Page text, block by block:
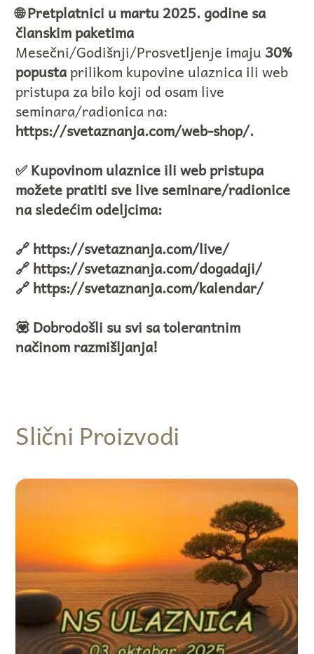
🌐 Pretplatnici u martu 2025. godine sa
članskim paketima
Mesečni/Godišnji/Prosvetljenje imaju 30%
popustaprilikom kupovine ulaznica ili web
pristupa za bilo koji od osam live
seminara/radionica na:
https://svetaznanja.com/web-shop/.
✅ Kupovinom ulaznice ili web pristupa
možete pratiti sve live seminare/radionice
na sledećim odeljcima:
🔗https://svetaznanja.com/live/
🔗https://svetaznanja.com/dogadaji/
🔗https://svetaznanja.com/kalendar/
💟 Dobrodošli su svi sa tolerantnim
načinom razmišljanja!
Slični Proizvodi